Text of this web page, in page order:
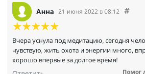
Анна 21 июня 2022 в 08:12
Вчера уснула под медитацию, сегодня
чувствую, жить охота и энергии много,
хорошо впервые за долгое время!
Помог